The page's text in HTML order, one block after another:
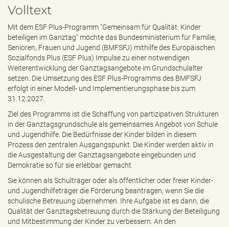
Volltext
Mit dem ESF Plus-Programm "Gemeinsam für Qualität: Kinder
beteiligen im Ganztag" möchte das Bundesministerium für Familie,
Senioren, Frauen und Jugend (BMFSFJ) mithilfe des Europäischen
Sozialfonds Plus (ESF Plus) Impulse zu einer notwendigen
Weiterentwicklung der Ganztagsangebote im Grundschulalter
setzen. Die Umsetzung des ESF Plus-Programms des BMFSFJ
erfolgt in einer Modell- und Implementierungsphase bis zum
31.12.2027.
Ziel des Programms ist die Schaffung von partizipativen Strukturen
in der Ganztagsgrundschule als gemeinsames Angebot von Schule
und Jugendhilfe. Die Bedürfnisse der Kinder bilden in diesem
Prozess den zentralen Ausgangspunkt. Die Kinder werden aktiv in
die Ausgestaltung der Ganztagsangebote eingebunden und
Demokratie so für sie erlebbar gemacht.
Sie können als Schulträger oder als öffentlicher oder freier Kinder-
und Jugendhilfeträger die Förderung beantragen, wenn Sie die
schulische Betreuung übernehmen. Ihre Aufgabe ist es dann, die
Qualität der Ganztagsbetreuung durch die Stärkung der Beteiligung
und Mitbestimmung der Kinder zu verbessern. An den